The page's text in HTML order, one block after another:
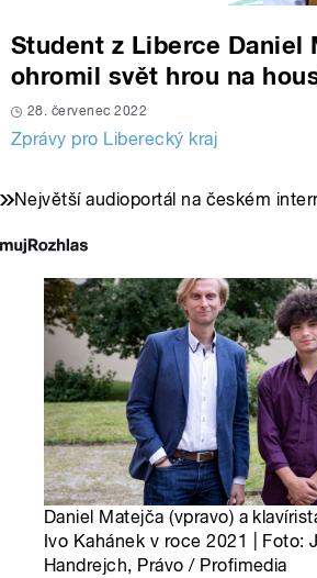
Student z Liberce Daniel
ohromil svět hrou na
28. červenec 2022
Zprávy pro Liberecký kraj
Největší audioportál na českém
Daniel Matejča (vpravo) a
Ivo Kahánek v roce 2021 | Foto:
Handrejch, Právo / Profimedia